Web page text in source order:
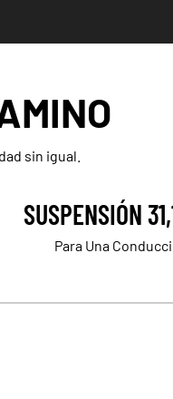
sin igual.
SUSPENSIÓN
Para Una